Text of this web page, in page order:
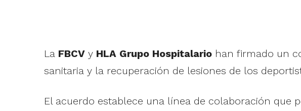
La FBCVy HLA Grupo Hospitalariohan firmado un
sanitaria y la recuperación de lesiones de los
El acuerdo establece una línea de colaboración que